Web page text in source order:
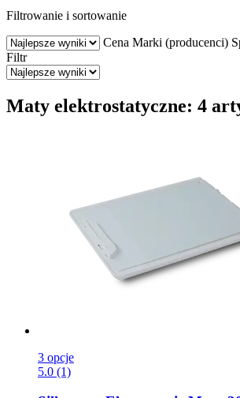
Filtrowanie i sortowanie
Cena Marki (producenci)
Filtr
Maty elektrostatyczne: 4
3 opcje
5.0 (1)